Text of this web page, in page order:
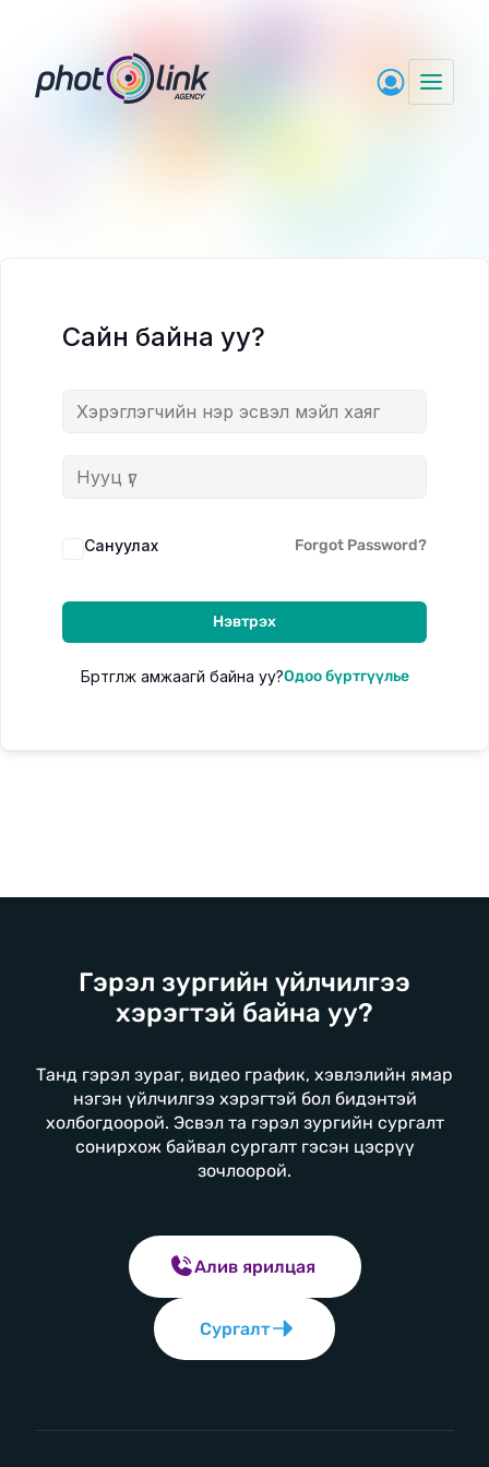
Цаг хугацаа орон зайнаас үл хамааран суралцах
боломжтой цахим сургалт
Сайн байна уу?
Сануулах Forgot Password?
Нэвтрэх
Бүртгүүлж амжаагүй байна уу?Одоо бүртгүүлье
Гэрэл зургийн үйлчилгээ
хэрэгтэй байна уу?
Танд гэрэл зураг, видео график, хэвлэлийн ямар
нэгэн үйлчилгээ хэрэгтэй бол бидэнтэй
холбогдоорой. Эсвэл та гэрэл зургийн сургалт
сонирхож байвал сургалт гэсэн цэсрүү
зочлоорой.
Алив ярилцая
Сургалт